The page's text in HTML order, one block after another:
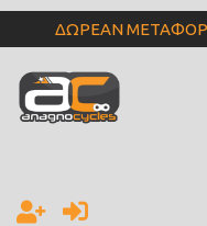
ΔΩΡΕΑΝ